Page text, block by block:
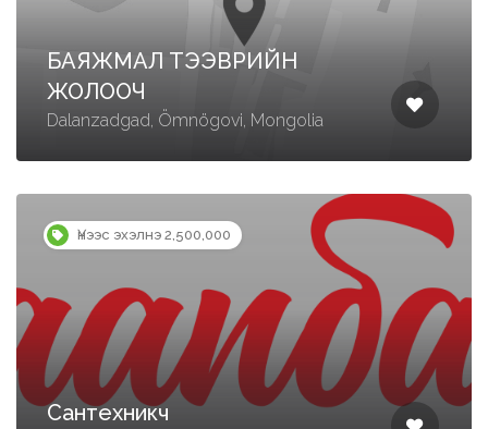
БАЯЖМАЛ ТЭЭВРИЙН
ЖОЛООЧ
Dalanzadgad, Ömnögovi, Mongolia
Үнээс эхэлнэ 2,500,000
Сантехникч